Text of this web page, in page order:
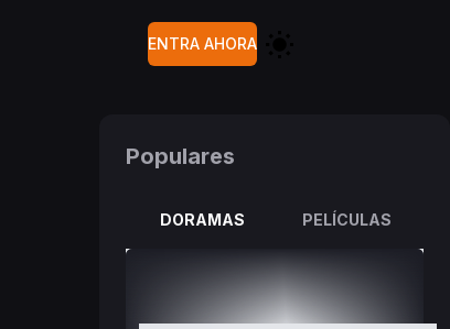
ENTRA AHORA
Populares
DORAMAS PELÍCULAS